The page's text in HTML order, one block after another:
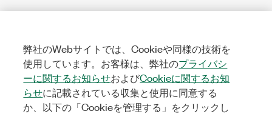
弊社のWebサイトでは、Cookieや同様の技術を
使用しています。お客様は、弊社のプライバシ
ーに関するお知らせおよびCookieに関するお知
らせに記載されている収集と使用に同意する
か、以下の「Cookieを管理する」をクリックし